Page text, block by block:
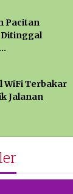
Pacitan
WiFi Terbakar
Jalanan